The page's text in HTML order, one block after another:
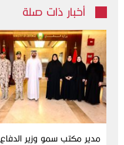
أخبار ذات صلة
مدير مكتب سمو وزير الدفاع